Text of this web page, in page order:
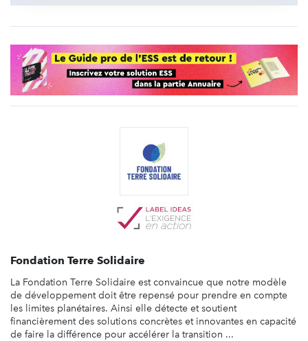
Fondation Terre Solidaire
La Fondation Terre Solidaire est convaincue que notre modèle
de développement doit être repensé pour prendre en compte
les limites planétaires. Ainsi elle détecte et soutient
financièrement des solutions concrètes et innovantes en capacité
de faire la différence pour accélérer la transition ...